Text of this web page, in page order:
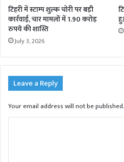
टिहरी में स्टाम्प शुल्क चोरी पर बड़ी
कार्रवाई, चार मामलों में 1.90 करोड़
रुपये की शास्ति
July 3, 2026
Leave a Reply
Your email address will not be published.